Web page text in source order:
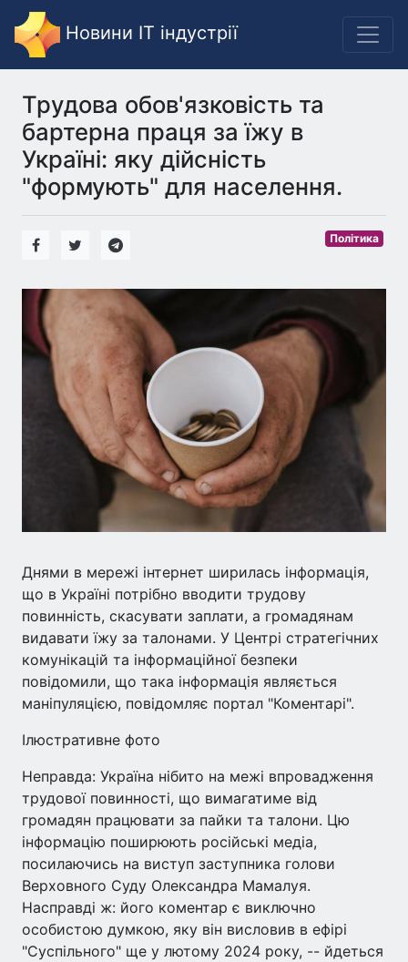
Новини IT індустрії
Трудова обов'язковість та
бартерна праця за їжу в
Україні: яку дійсність
"формують" для населення.
Політика
Днями в мережі інтернет ширилась інформація,
що в Україні потрібно вводити трудову
повинність, скасувати заплати, а громадянам
видавати їжу за талонами. У Центрі стратегічних
комунікацій та інформаційної безпеки
повідомили, що така інформація являється
маніпуляцією, повідомляє портал "Коментарі".
Ілюстративне фото
Неправда: Україна нібито на межі впровадження
трудової повинності, що вимагатиме від
громадян працювати за пайки та талони. Цю
інформацію поширюють російські медіа,
посилаючись на виступ заступника голови
Верховного Суду Олександра Мамалуя.
Насправді ж: його коментар є виключно
особистою думкою, яку він висловив в ефірі
"Суспільного" ще у лютому 2024 року, -- йдеться